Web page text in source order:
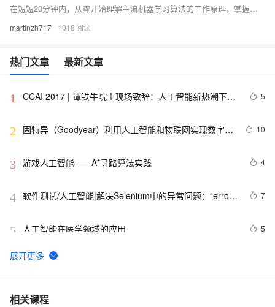
在短短20分钟内，从零开始理解主流机器学习算法的工作原理，掌握算法选择策略，并建立对神经网络的直观认识。本文用通俗易懂的语言和生动的比喻，帮助你告别算法选择的困惑，轻松踏入AI的大门。
martinzh717 1018
热门文章 最新文章
1
CCAI 2017 | 谭铁牛院士现场致辞：人工智能新热潮下要
5
2
固特异（Goodyear）利用人工智能和物联网实现数字化
10
3 游戏人工智能——A*寻路算法实践 4
4 软件测试/人工智能|解决Selenium中的异常问题：“error
7
5 人工智能在医学领域的应用 5
6
538个代码示例！麻省理工教授的Python程序设计+人工
7 贾扬清：如何看待人工智能方向的重要问题？
相关课程